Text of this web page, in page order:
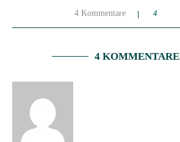
4 Kommentare 4
4 KOMMENTARE